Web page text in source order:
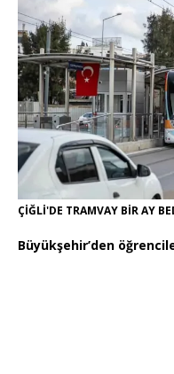
ÇİĞLİ'DE TRAMVAY BİR AY
Büyükşehir’den